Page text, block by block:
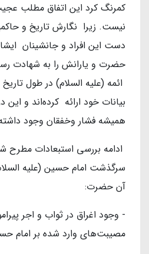
کمرنگ کرد این اتفاق مطلب
نیست. زیرا نگارش تاریخ و
دست این افراد و جانشینان
حضرت و یارانش را به شهادت
ائمه (علیه السلام) در طول
بیانات خود ارائه کرده‌اند و
همیشه فشار وخفقان وجود
ادامه بررسی استبعادات مطرح
سرگذشت امام حسین (علیه
آن حضرت:
- وجود اغراق در ثواب و اجر
مصیبت‌های وارد شده بر امام